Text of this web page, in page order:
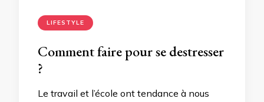
LIFESTYLE
Comment faire pour se destresser
?
Le travail et l’école ont tendance à nous